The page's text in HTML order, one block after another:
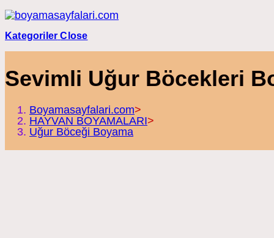
Skip
to
content
Kategoriler Close
Sevimli Uğur Böcekleri
Boyamasayfalari.com>
HAYVAN BOYAMALARI>
Uğur Böceği Boyama